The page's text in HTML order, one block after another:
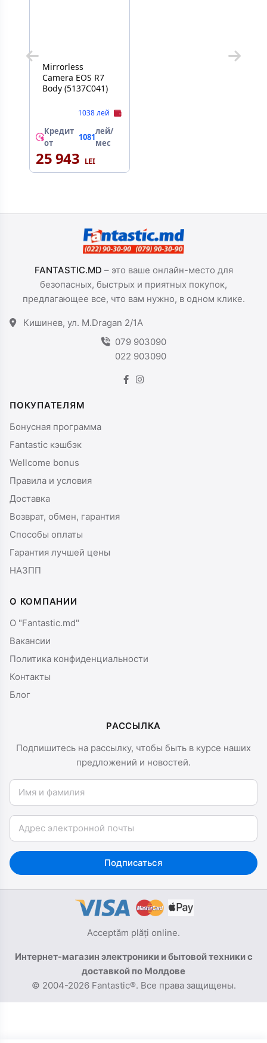
Mirrorless
Camera EOS R7
Body (5137C041)
1038 лей
Кредит
от
1081
лей/
мес
25 943
FANTASTIC.MD – это ваше онлайн-место для
безопасных, быстрых и приятных покупок,
предлагающее все, что вам нужно, в одном клике.
Кишинев, ул. M.Dragan 2/1A
079 903090
022 903090
ПОКУПАТЕЛЯМ
Бонусная программа
Fantastic кэшбэк
Wellcome bonus
Правила и условия
Доставка
Возврат, обмен, гарантия
Способы оплаты
Гарантия лучшей цены
НАЗПП
О КОМПАНИИ
О "Fantastic.md"
Вакансии
Политика конфиденциальности
Контакты
Блог
РАССЫЛКА
Подпишитесь на рассылку, чтобы быть в курсе наших
предложений и новостей.
Имя и фамилия
Email
Подписаться
Acceptăm plăți online.
Интернет-магазин электроники и бытовой техники с
доставкой по Молдове
© 2004-2026 Fantastic®. Все права защищены.